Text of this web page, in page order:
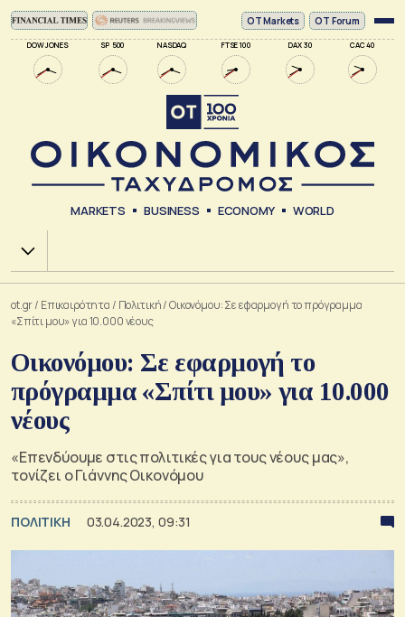
DOW JONES SP 500 NASDAQ FTSE 100 DAX 30 CAC 40
ΟΤ Markets OT Forum
MARKETS BUSINESS ECONOMY WORLD
Χ.Α.
ot.gr/ Επικαιρότητα / Πολιτική/Οικονόμου: Σε εφαρμογή το πρόγραμμα
«Σπίτι μου» για 10.000 νέους
Οικονόμου: Σε εφαρμογή το
πρόγραμμα «Σπίτι μου» για 10.000
νέους
«Επενδύουμε στις πολιτικές για τους νέους μας»,
τονίζει ο Γιάννης Οικονόμου
ΠΟΛΙΤΙΚΗ 03.04.2023, 09:31